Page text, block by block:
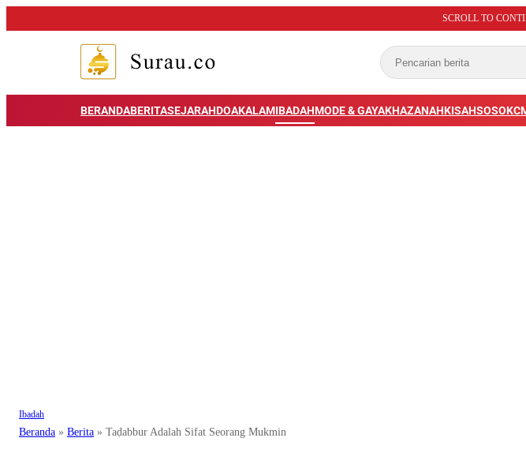
SCROLL TO
BERANDABERITASEJARAHDOAKALAMIBADAHMODE & GAYAKHAZANAHKISAHSOSOK
Ibadah
Beranda » Berita » Taḍabbur Adalah Sifat Seorang Mukmin